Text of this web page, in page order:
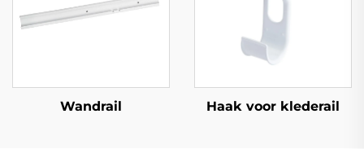
Wandrail Haak voor klederail